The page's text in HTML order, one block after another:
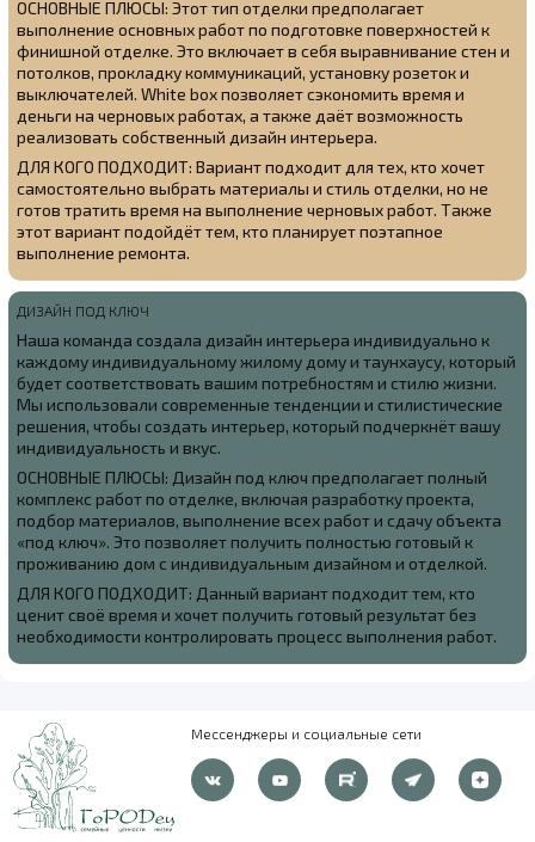
ОСНОВНЫЕ ПЛЮСЫ: Этот тип отделки предполагает
выполнение основных работ по подготовке поверхностей к
финишной отделке. Это включает в себя выравнивание стен и
потолков, прокладку коммуникаций, установку розеток и
выключателей. White box позволяет сэкономить время и
деньги на черновых работах, а также даёт возможность
реализовать собственный дизайн интерьера.
ДЛЯ КОГО ПОДХОДИТ: Вариант подходит для тех, кто хочет
самостоятельно выбрать материалы и стиль отделки, но не
готов тратить время на выполнение черновых работ. Также
этот вариант подойдёт тем, кто планирует поэтапное
выполнение ремонта.
ДИЗАЙН ПОД КЛЮЧ
Наша команда создала дизайн интерьера индивидуально к
каждому индивидуальному жилому дому и таунхаусу, который
будет соответствовать вашим потребностям и стилю жизни.
Мы использовали современные тенденции и стилистические
решения, чтобы создать интерьер, который подчеркнёт вашу
индивидуальность и вкус.
ОСНОВНЫЕ ПЛЮСЫ: Дизайн под ключ предполагает полный
комплекс работ по отделке, включая разработку проекта,
подбор материалов, выполнение всех работ и сдачу объекта
«под ключ». Это позволяет получить полностью готовый к
проживанию дом с индивидуальным дизайном и отделкой.
ДЛЯ КОГО ПОДХОДИТ: Данный вариант подходит тем, кто
ценит своё время и хочет получить готовый результат без
необходимости контролировать процесс выполнения работ.
Мессенджеры и социальные сети